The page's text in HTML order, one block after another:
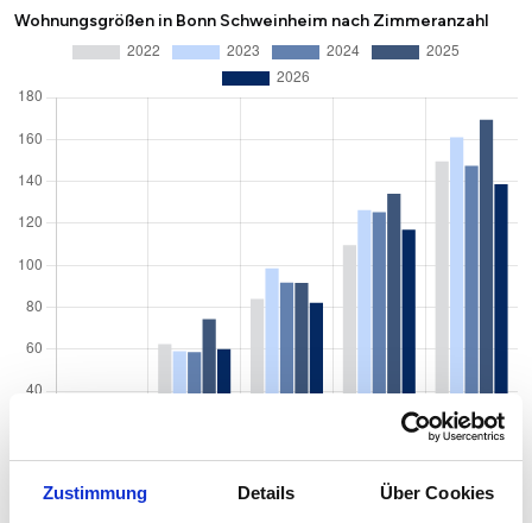
Zustimmung Details Über Cookies
Wohnungsgrößen in Bonn Schweinheim nach Zimmeranzahl